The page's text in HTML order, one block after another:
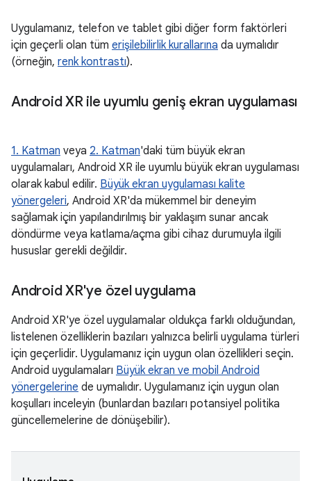
Uygulamanız, telefon ve tablet gibi diğer form faktörleri
için geçerli olan tüm erişilebilirlik kurallarına da uymalıdır
(örneğin, renk kontrastı).
Android XR ile uyumlu geniş ekran uygulaması
1. Katman veya 2. Katman'daki tüm büyük ekran
uygulamaları, Android XR ile uyumlu büyük ekran uygulaması
olarak kabul edilir. Büyük ekran uygulaması kalite
yönergeleri, Android XR'da mükemmel bir deneyim
sağlamak için yapılandırılmış bir yaklaşım sunar ancak
döndürme veya katlama/açma gibi cihaz durumuyla ilgili
hususlar gerekli değildir.
Android XR'ye özel uygulama
Android XR'ye özel uygulamalar oldukça farklı olduğundan,
listelenen özelliklerin bazıları yalnızca belirli uygulama türleri
için geçerlidir. Uygulamanız için uygun olan özellikleri seçin.
Android uygulamaları Büyük ekran ve mobil Android
yönergelerine de uymalıdır. Uygulamanız için uygun olan
koşulları inceleyin (bunlardan bazıları potansiyel politika
güncellemelerine de dönüşebilir).